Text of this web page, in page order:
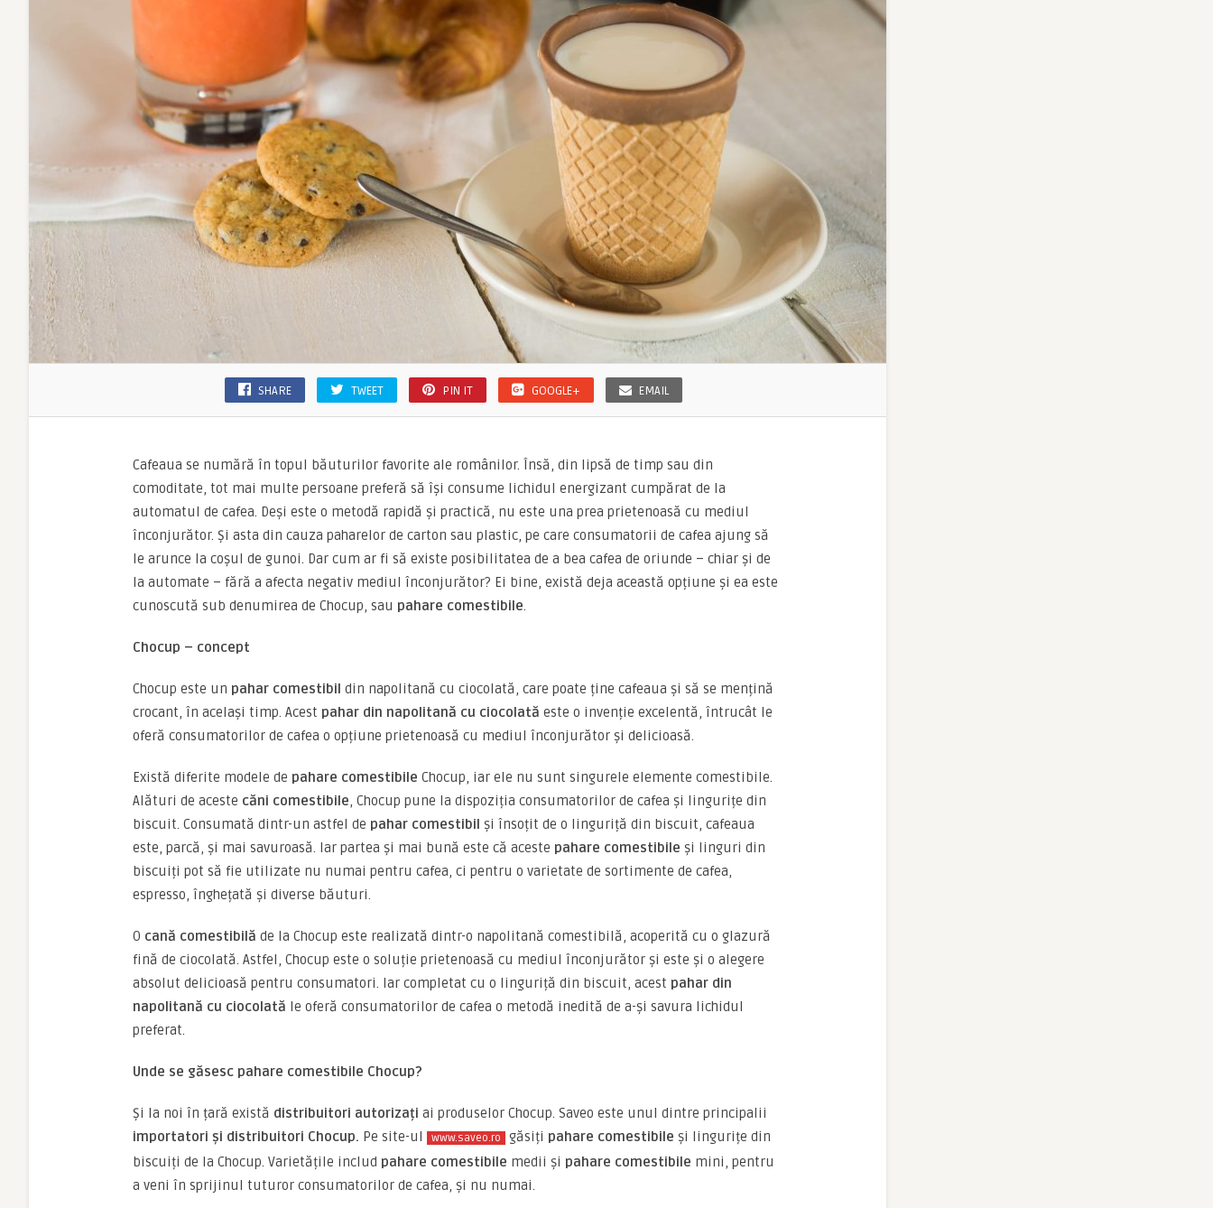
SHARE TWEET PIN IT GOOGLE+ EMAIL
Cafeaua se numără în topul băuturilor favorite ale românilor. Însă, din lipsă de timp sau din
comoditate, tot mai multe persoane preferă să își consume lichidul energizant cumpărat de la
automatul de cafea. Deși este o metodă rapidă și practică, nu este una prea prietenoasă cu mediul
înconjurător. Și asta din cauza paharelor de carton sau plastic, pe care consumatorii de cafea ajung să
le arunce la coșul de gunoi. Dar cum ar fi să existe posibilitatea de a bea cafea de oriunde – chiar și de
la automate – fără a afecta negativ mediul înconjurător? Ei bine, există deja această opțiune și ea este
cunoscută sub denumirea de Chocup, sau pahare comestibile.
Chocup – concept
Chocup este un pahar comestibil din napolitană cu ciocolată, care poate ține cafeaua și să se mențină
crocant, în același timp. Acest pahar din napolitană cu ciocolată este o invenție excelentă, întrucât le
oferă consumatorilor de cafea o opțiune prietenoasă cu mediul înconjurător și delicioasă.
Există diferite modele de pahare comestibile Chocup, iar ele nu sunt singurele elemente comestibile.
Alături de aceste căni comestibile, Chocup pune la dispoziția consumatorilor de cafea și lingurițe din
biscuit. Consumată dintr-un astfel de pahar comestibil și însoțit de o linguriță din biscuit, cafeaua
este, parcă, și mai savuroasă. Iar partea și mai bună este că aceste pahare comestibile și linguri din
biscuiți pot să fie utilizate nu numai pentru cafea, ci pentru o varietate de sortimente de cafea,
espresso, înghețată și diverse băuturi.
O cană comestibilă de la Chocup este realizată dintr-o napolitană comestibilă, acoperită cu o glazură
fină de ciocolată. Astfel, Chocup este o soluție prietenoasă cu mediul înconjurător și este și o alegere
absolut delicioasă pentru consumatori. Iar completat cu o linguriță din biscuit, acest pahar din
napolitană cu ciocolată le oferă consumatorilor de cafea o metodă inedită de a-și savura lichidul
preferat.
Unde se găsesc pahare comestibile Chocup?
Și la noi în țară există distribuitori autorizați ai produselor Chocup. Saveo este unul dintre principalii
importatori și distribuitori Chocup. Pe site-ul www.saveo.ro găsiți pahare comestibile și lingurițe din
biscuiți de la Chocup. Varietățile includ pahare comestibile medii și pahare comestibile mini, pentru
a veni în sprijinul tuturor consumatorilor de cafea, și nu numai.